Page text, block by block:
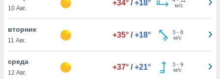
действия
рекламу
10 Авг.
+34° / +18°
м/с
вторник
11 Авг.
+35° / +18° 3- 8
м/с
среда
12 Авг.
+37° / +21° 3- 9
м/с